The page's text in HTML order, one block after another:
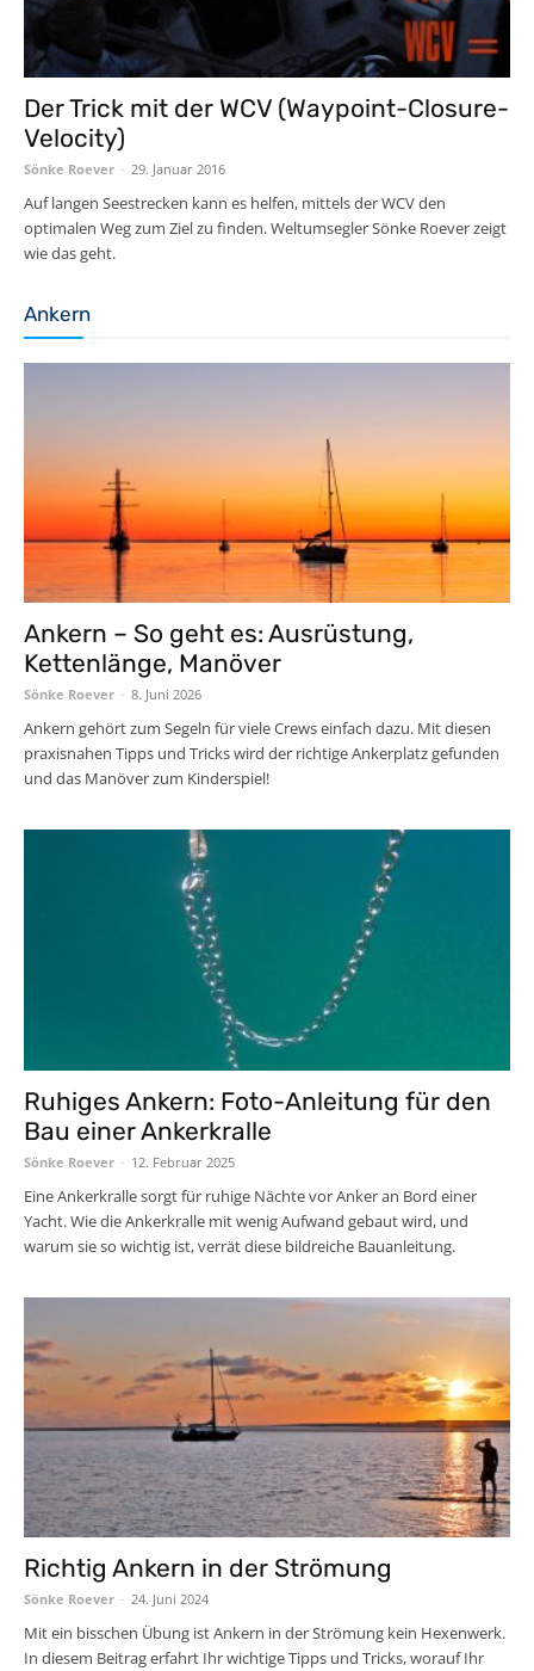
Der Trick mit der WCV (Waypoint-Closure-
Velocity)
Sönke Roever - 29. Januar 2016
Auf langen Seestrecken kann es helfen, mittels der WCV den
optimalen Weg zum Ziel zu finden. Weltumsegler Sönke Roever zeigt
wie das geht.
Ankern
Ankern – So geht es: Ausrüstung,
Kettenlänge, Manöver
Sönke Roever - 8. Juni 2026
Ankern gehört zum Segeln für viele Crews einfach dazu. Mit diesen
praxisnahen Tipps und Tricks wird der richtige Ankerplatz gefunden
und das Manöver zum Kinderspiel!
Ruhiges Ankern: Foto-Anleitung für den
Bau einer Ankerkralle
Sönke Roever - 12. Februar 2025
Eine Ankerkralle sorgt für ruhige Nächte vor Anker an Bord einer
Yacht. Wie die Ankerkralle mit wenig Aufwand gebaut wird, und
warum sie so wichtig ist, verrät diese bildreiche Bauanleitung.
Richtig Ankern in der Strömung
Sönke Roever - 24. Juni 2024
Mit ein bisschen Übung ist Ankern in der Strömung kein Hexenwerk.
In diesem Beitrag erfahrt Ihr wichtige Tipps und Tricks, worauf Ihr